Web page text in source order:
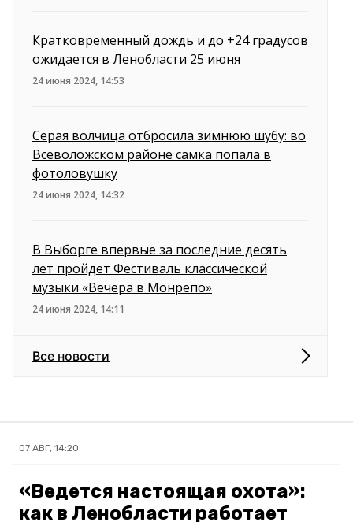
Кратковременный дождь и до +24 градусов
ожидается в Ленобласти 25 июня
24 июня 2024, 14:53
Серая волчица отбросила зимнюю шубу: во
Всеволожском районе самка попала в
фотоловушку
24 июня 2024, 14:32
В Выборге впервые за последние десять
лет пройдет Фестиваль классической
музыки «Вечера в Монрепо»
24 июня 2024, 14:11
Все новости
07 АВГ, 14:20
«Ведется настоящая охота»:
как в Ленобласти работает